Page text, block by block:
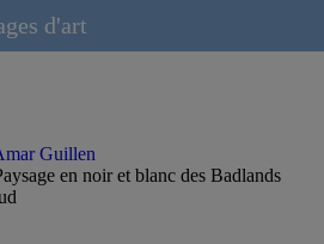
Guillen
en noir et blanc des Badlands
d'art